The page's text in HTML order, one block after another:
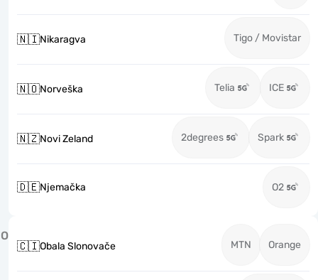
🇳🇮Nikaragva Tigo / Movistar
🇳🇴Norveška Telia ICE
🇳🇿Novi Zeland 2degrees Spark
🇩🇪Njemačka O2
O
🇨🇮Obala Slonovače MTN Orange